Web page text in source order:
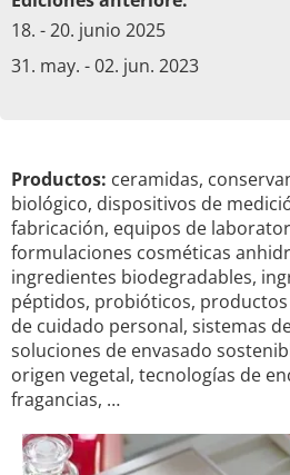
18. - 20. junio 2025
31. may. - 02. jun. 2023
Productos: ceramidas,
biológico, dispositivos de
fabricación, equipos de
formulaciones cosméticas
ingredientes biodegradables,
péptidos, probióticos,
de cuidado personal, sistemas
soluciones de envasado
origen vegetal, tecnologías de
fragancias, …